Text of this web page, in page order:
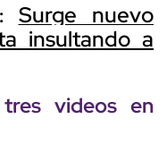
Surge nuevo
insultando a
tres videos en